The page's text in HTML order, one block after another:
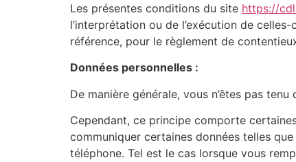
Les présentes conditions du site https://
l’interprétation ou de l’exécution de
référence, pour le règlement de
Données personnelles :
De manière générale, vous n’êtes pas
Cependant, ce principe comporte
communiquer certaines données telles
téléphone. Tel est le cas lorsque vous